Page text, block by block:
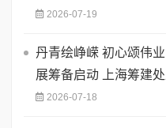
2026-07-19
丹青绘峥嵘 初心颂伟
展筹备启动 上海筹建
2026-07-18